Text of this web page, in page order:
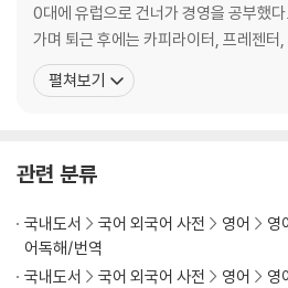
SECTION 3 말하지 않으면 아무도 모른다
UNIT 1 잘난 척 vs. 전략적 자기소개
UNIT 2 나의 성과를 잘 드러내기
Section 3 대화 현장에 적용하기
CHAPTER 2 소통은 듣기에서 출발한다
SECTION 1 맞장구는 대화에 맛을 더한다
0대에 유럽으로 건너가 경영을 공부했
가며 퇴근 후에는 카피라이터, 프레젠터
모든 시간의 중심에 ‘소통’이 있었다. 이 소통을 붙잡고 살아온 저자
는, 현재 대학 강단과 외국계 대기업에서
펼쳐보기
관련 분류
국내도서 국어 외국어 사전 영어 영
어독해/번역
국내도서
국어 외국어 사전 영어
영